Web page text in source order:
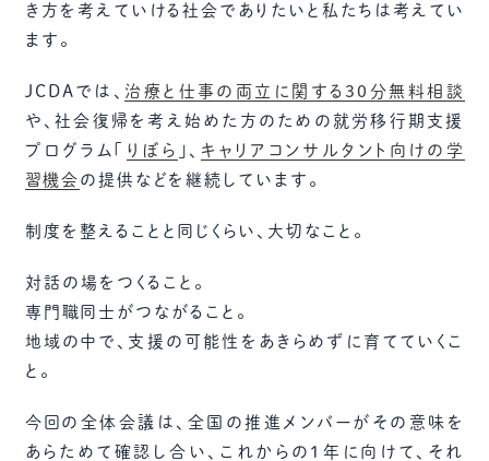
き方を考えていける社会でありたいと私たちは考えてい
ます。
JCDAでは、 治療と仕事の両立に関する30分無料相談
や、社会復帰を考え始めた方のための就労移行期支援
プログラム「 りぼら 」、 キャリアコンサルタント向けの学
習機会 の提供などを継続しています。
制度を整えることと同じくらい、大切なこと。
対話の場をつくること。
専門職同士がつながること。
地域の中で、支援の可能性をあきらめずに育てていくこ
と。
今回の全体会議は、全国の推進メンバーがその意味を
あらためて確認し合い、これからの1年に向けて、それ